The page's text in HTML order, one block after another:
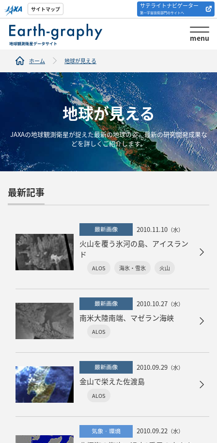
サイトマップ サテライトナビゲーター
第一宇宙技術部門のサイトへ
menu
解析ツール/サイトの
紹介
ホーム 地球が見える
地球が見える
JAXAの地球観測衛星が捉えた最新の地球の姿、最新の研究開発成果な
どを詳しくご紹介します。
最新記事
最新画像 2010.11.10 （水）
火山を覆う氷河の島、アイスラン
ド
ALOS 海氷・雪氷 火山
最新画像 2010.10.27 （水）
南米大陸南端、マゼラン海峡
ALOS
最新画像 2010.09.29 （水）
金山で栄えた佐渡島
ALOS
気象・環境 2010.09.22 （水）